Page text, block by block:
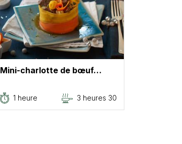
Mini-charlotte de bœuf…
1 heure 3 heures 30